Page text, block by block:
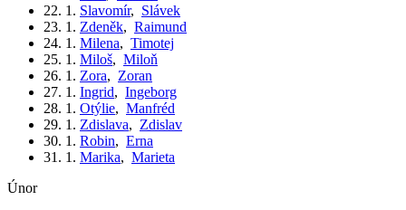
22. 1. Slavomír, Slávek
23. 1. Zdeněk, Raimund
24. 1. Milena, Timotej
25. 1. Miloš, Miloň
26. 1. Zora, Zoran
27. 1. Ingrid, Ingeborg
28. 1. Otýlie, Manfréd
29. 1. Zdislava, Zdislav
30. 1. Robin, Erna
31. 1. Marika, Marieta
únor